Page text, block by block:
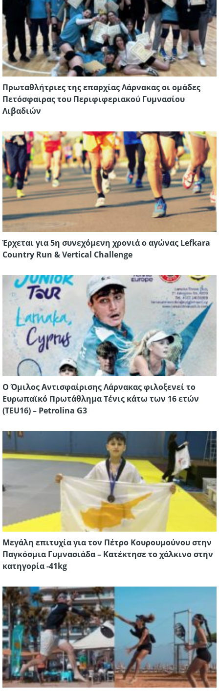
Πρωταθλήτριες της επαρχίας Λάρνακας οι ομάδες
Πετόσφαιρας του Περιφιφεριακού Γυμνασίου
Λιβαδιών
Έρχεται για 5η συνεχόμενη χρονιά ο αγώνας Lefkara
Country Run & Vertical Challenge
Ο Όμιλος Αντισφαίρισης Λάρνακας φιλοξενεί το
Ευρωπαϊκό Πρωτάθλημα Τένις κάτω των 16 ετών
(TEU16) – Petrolina G3
Μεγάλη επιτυχία για τον Πέτρο Κουρουμούνου στην
Παγκόσμια Γυμνασιάδα – Κατέκτησε το χάλκινο στην
κατηγορία -41kg